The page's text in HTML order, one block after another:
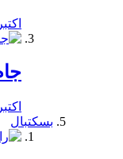
اکتبر 16, 2019
اکتبر 15, 2019
بسکتبال